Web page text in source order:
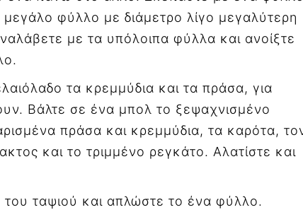
φύλλο με διάμετρο λίγο μεγαλύτερη
με τα υπόλοιπα φύλλα και ανοίξτε
τα κρεμμύδια και τα πράσα, για
Βάλτε σε ένα μπολ το ξεψαχνισμένο
πράσα και κρεμμύδια, τα καρότα,
και το τριμμένο ρεγκάτο. Αλατίστε και
ταψιού και απλώστε το ένα φύλλο.